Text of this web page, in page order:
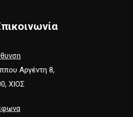
Αργέντη 8,
ΧΙΟΣ